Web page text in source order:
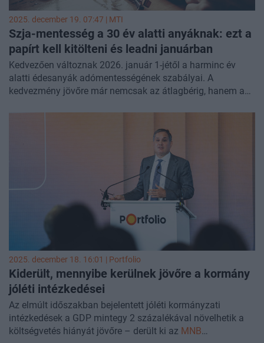
2025. december 19. 07:47 | MTI
Szja-mentesség a 30 év alatti anyáknak: ezt a
papírt kell kitölteni és leadni januárban
Kedvezően változnak 2026. január 1-jétől a harminc év
alatti édesanyák adómentességének szabályai. A
kedvezmény jövőre már nemcsak az átlagbérig, hanem a
előtt született gyermekek után is igénybe vehető - hívta fel
a figyelmet pénteki közleményében a Nemzeti Adó- és
Vámhivatal (NAV). Az is kiderült, hogyan és mikor
nyilatkozhatnak a 40 év alatti édesanyák először az szja-
mentesség igénybe vételéről.
2025. december 18. 16:01 | Portfolio
Kiderült, mennyibe kerülnek jövőre a kormány
jóléti intézkedései
Az elmúlt időszakban bejelentett jóléti kormányzati
intézkedések a GDP mintegy 2 százalékával növelhetik a
költségvetés hiányát jövőre – derült ki az MNB